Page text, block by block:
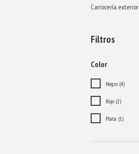
Carrocería exterior
Filtros
Color
Negro (4)
Rojo (2)
Plata (1)